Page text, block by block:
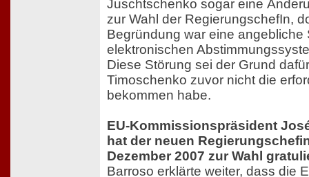
Juschtschenko sogar eine
zur Wahl der RegierungschefIn,
Begründung war eine angebliche
elektronischen
Diese Störung sei der Grund
Timoschenko zuvor nicht die
bekommen habe.
EU-Kommissionspräsident
hat der neuen
Dezember 2007 zur Wahl
Barroso erklärte weiter, dass die